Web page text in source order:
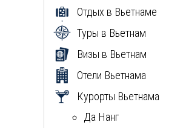
Отдых в Вьетнаме
Туры в Вьетнам
Визы в Вьетнам
Отели Вьетнама
Курорты Вьетнама
Да Hанг